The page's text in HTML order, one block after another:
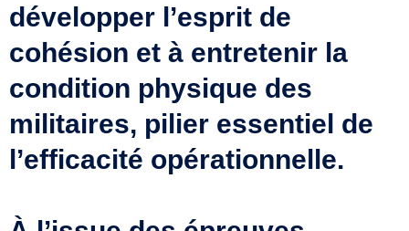
développer l’esprit de
cohésion et à entretenir la
condition physique des
militaires, pilier essentiel de
l’efficacité opérationnelle.